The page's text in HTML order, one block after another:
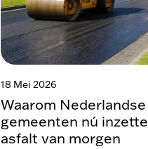
Waarom Nederlandse
gemeenten nú
asfalt van morgen
18 Mei 2026